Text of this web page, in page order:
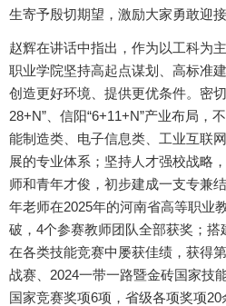
生寄予殷切期望，激励大家勇敢迎
赵辉在讲话中指出，作为以工科为
职业学院坚持高起点谋划、高标准
创造更好环境、提供更优条件。密
28+N”、信阳“6+11+N”产业布局，
能制造类、电子信息类、工业互联
展的专业体系；坚持人才强校战略
师和青年才俊，初步建成一支专兼
年老师在2025年的河南省高等职业
破，4个参赛教师团队全部获奖；
在各类技能竞赛中屡获佳绩，获得
战赛、2024一带一路暨金砖国家技
国家竞赛奖项6项，省级各项奖项20